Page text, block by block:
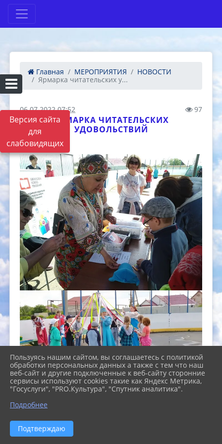
Версия сайта
для
слабовидящих
Главная МЕРОПРИЯТИЯ
НОВОСТИ
Ярмарка читательских у...
06.07.2022 07:52 97
ЯРМАРКА ЧИТАТЕЛЬСКИХ
УДОВОЛЬСТВИЙ
Пользуясь нашим сайтом, вы соглашаетесь с политикой
обработки персональных данных а также с тем что наш
веб-сайт и другие подключенные к веб-сайту сторонние
сервисы используют cookies такие как Яндекс Метрика,
"Госуслуги", "PRO.Культура", "Спутник аналитика".
Подробнее
Подтверждаю